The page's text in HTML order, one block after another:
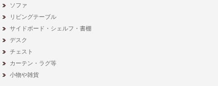
ソファ
リビングテーブル
サイドボード・シェルフ・書棚
デスク
チェスト
カーテン・ラグ等
小物や雑貨